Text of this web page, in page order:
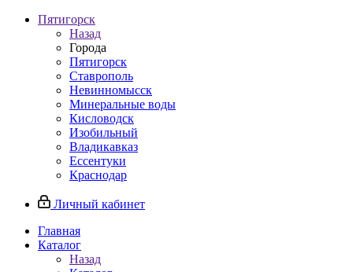
Пятигорск
Назад
Города
Пятигорск
Ставрополь
Невинномысск
Минеральные воды
Кисловодск
Изобильный
Владикавказ
Ессентуки
Краснодар
Личный кабинет
Главная
Каталог
Назад